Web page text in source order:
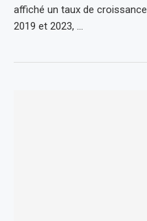
affiché un taux de
2019 et 2023, …